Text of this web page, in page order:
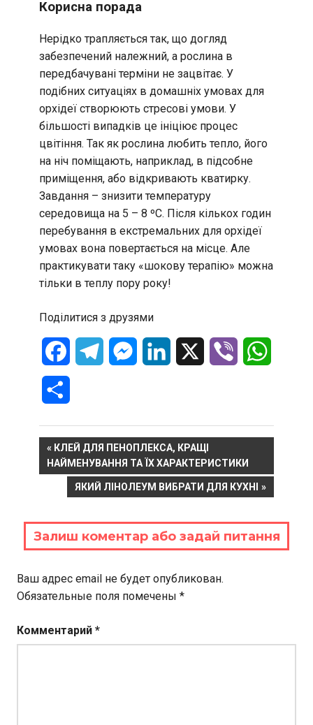
Корисна порада
Нерідко трапляється так, що догляд
забезпечений належний, а рослина в
передбачувані терміни не зацвітає. У
подібних ситуаціях в домашніх умовах для
орхідеї створюють стресові умови. У
більшості випадків це ініціює процес
цвітіння. Так як рослина любить тепло, його
на ніч поміщають, наприклад, в підсобне
приміщення, або відкривають кватирку.
Завдання – знизити температуру
середовища на 5 – 8 ºС. Після кількох годин
перебування в екстремальних для орхідеї
умовах вона повертається на місце. Але
практикувати таку «шокову терапію» можна
тільки в теплу пору року!
Поділитися з друзями
FacebookTelegramMessenger
LinkedIn Viber
Навигация
по
записям
PREVIOUS
POST:
КЛЕЙ ДЛЯ ПЕНОПЛЕКСА, КРАЩІ
НАЙМЕНУВАННЯ ТА ЇХ ХАРАКТЕРИСТИКИ
NEXT
ЯКИЙ ЛІНОЛЕУМ ВИБРАТИ ДЛЯ КУХНІ
Залиш коментар або задай питання
Ваш адрес email не будет опубликован.
Обязательные поля помечены *
Комментарий *